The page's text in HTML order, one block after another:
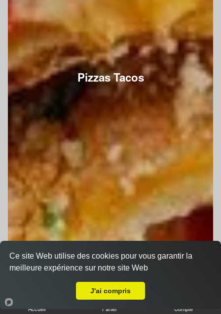
Pizzas Tacos
Accueil Panier Compte
Ce site Web utilise des cookies pour vous garantir la
meilleure expérience sur notre site Web
J'ai compris